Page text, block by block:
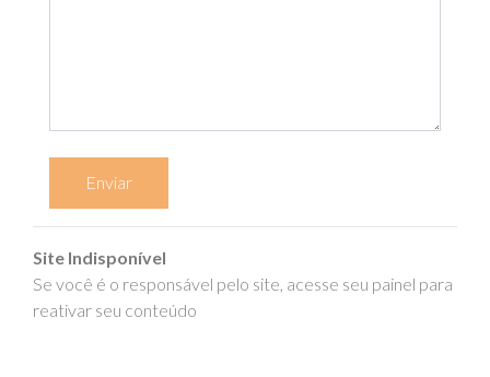
Enviar
Site Indisponível
Se você é o responsável pelo site, acesse seu painel para
reativar seu conteúdo